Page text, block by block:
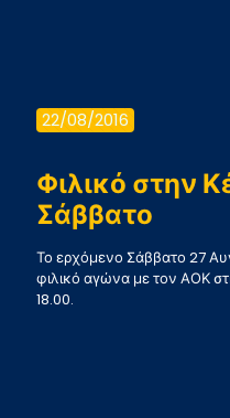
22/08/2016
Φιλικό στην
Σάββατο
Το ερχόμενο Σάββατο 27
φιλικό αγώνα με τον ΑΟΚ
18.00.